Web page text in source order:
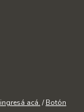
ingresá acá. / Botón